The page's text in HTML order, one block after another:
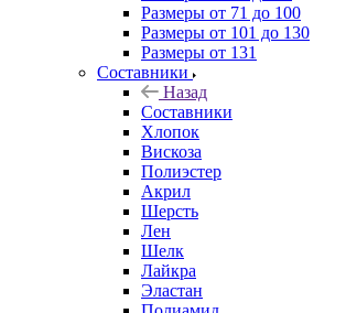
Размеры от 71 до 100
Размеры от 101 до 130
Размеры от 131
Составники
Назад
Составники
Хлопок
Вискоза
Полиэстер
Акрил
Шерсть
Лен
Шелк
Лайкра
Эластан